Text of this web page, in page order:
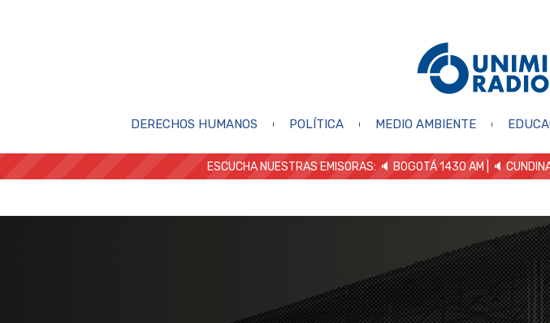
DERECHOS HUMANOS POLÍTICA MEDIO AMBIENTE
ESCUCHA NUESTRAS EMISORAS: 🔈 BOGOTÁ 1430 AM | 🔈